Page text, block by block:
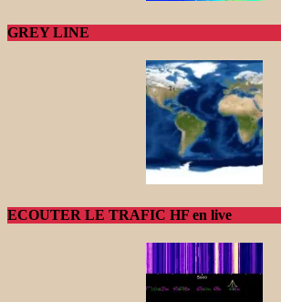
GREY LINE
ECOUTER LE TRAFIC HF en live